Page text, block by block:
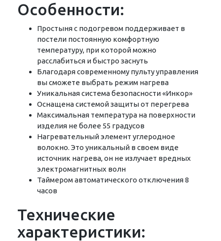
Особенности:
Простыня с подогревом поддерживает в
постели постоянную комфортную
температуру, при которой можно
расслабиться и быстро заснуть
Благодаря современному пульту управления
вы сможете выбрать режим нагрева
Уникальная система безопасности «Инкор»
Оснащена системой защиты от перегрева
Максимальная температура на поверхности
изделия не более 55 градусов
Нагревательный элемент углеродное
волокно. Это уникальный в своем виде
источник нагрева, он не излучает вредных
электромагнитных волн
Таймером автоматического отключения 8
часов
Технические
характеристики: